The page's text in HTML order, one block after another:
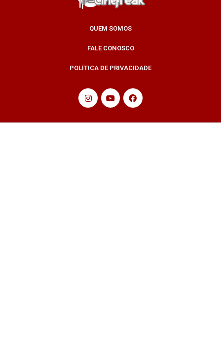
QUEM SOMOS
FALE CONOSCO
POLÍTICA DE PRIVACIDADE